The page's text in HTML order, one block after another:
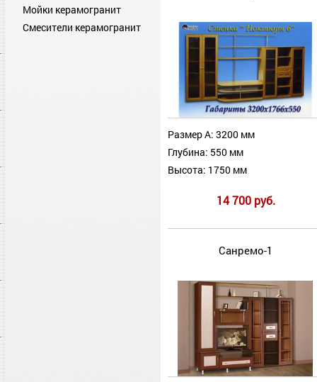
Мойки керамогранит
Смесители керамогранит
Размер А: 3200 мм
Глубина: 550 мм
Высота: 1750 мм
14 700 руб.
Санремо-1